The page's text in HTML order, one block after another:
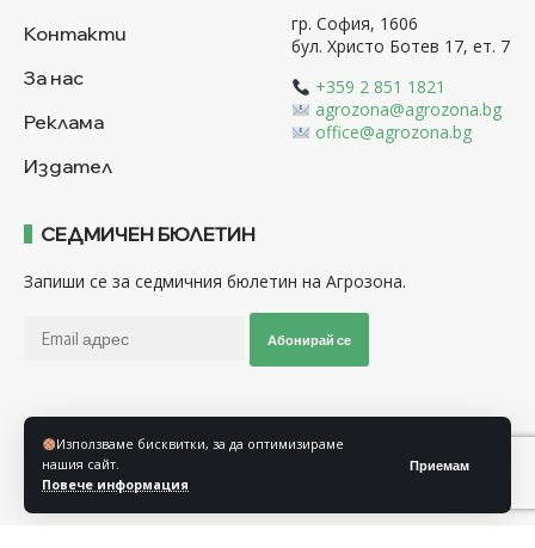
Използваме бисквитки, за да оптимизираме
нашия сайт.
Повече информация
Приемам
Контакти
За нас
Реклама
Издател
гр. София, 1606
бул. Христо Ботев 17, ет. 7
+359 2 851 1821
agrozona@agrozona.bg
office@agrozona.bg
СЕДМИЧЕН БЮЛЕТИН
Запиши се за седмичния бюлетин на Агрозона.
Абонирай се
Последвайте ни